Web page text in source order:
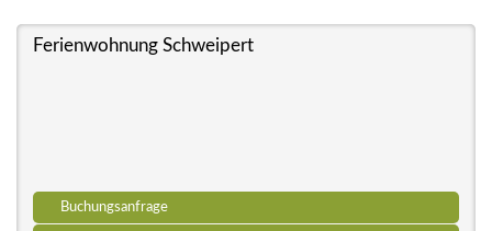
Ferienwohnung Schweipert
Buchungsanfrage